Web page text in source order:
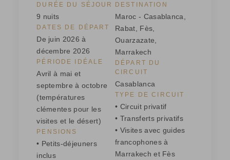
DURÉE DU SÉJOUR
9 nuits
DATES DE DÉPART
De juin 2026 à
décembre 2026
PÉRIODE IDÉALE
Avril à mai et
septembre à octobre
(températures
clémentes pour les
visites et le désert)
PENSIONS
• Petits-déjeuners
inclus
DESTINATION
Maroc - Casablanca,
Rabat, Fès,
Ouarzazate,
Marrakech
DÉPART DU
CIRCUIT
Casablanca
TYPE DE CIRCUIT
• Circuit privatif
• Transferts privatifs
• Visites avec guides
francophones à
Marrakech et Fès